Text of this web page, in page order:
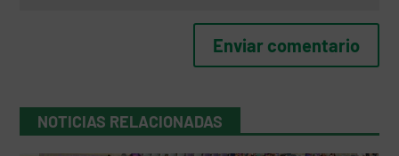
NOTICIAS RELACIONADAS